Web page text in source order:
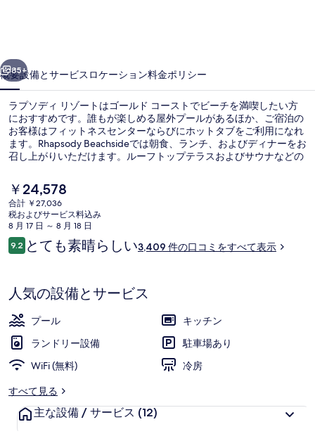
ー
ト
の
写
真
ギ
ャ
ラ
リ
85+
概要設備とサービス ロケーション料金ポリシー
ラプソディ リゾートはゴールド コーストでビーチを満喫したい方
におすすめです。誰もが楽しめる屋外プールがあるほか、ご宿泊の
お客様はフィットネスセンターならびにホットタブをご利用になれ
ます。Rhapsody Beachsideでは朝食、ランチ、およびディナーをお
召し上がりいただけます。ルーフトップテラスおよびサウナなどの
ど便利な設備も備わっています。旅行者はプールや親切なスタッフ
を評価しています。この宿泊施設からは歩いてすぐ公共交通機関を
利用できます。サイプレス・アベニュー駅まで 9 分の距離です。
現
在
の
料
金
は
す
￥24,578
合計 ￥27,036
税およびサービス料込み
8 月 17 日 ～ 8 月 18 日
口
コ
9.210段階中9.2
とても素晴らしい3,409 件の口コミをすべて表示
人気の設備とサービス
プール
キッチン
ランドリー設備
駐車場あり
WiFi (無料)
冷房
すべて見る
主な設備 / サービス (12)